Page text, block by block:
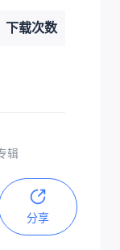
下载次数
辑
分享